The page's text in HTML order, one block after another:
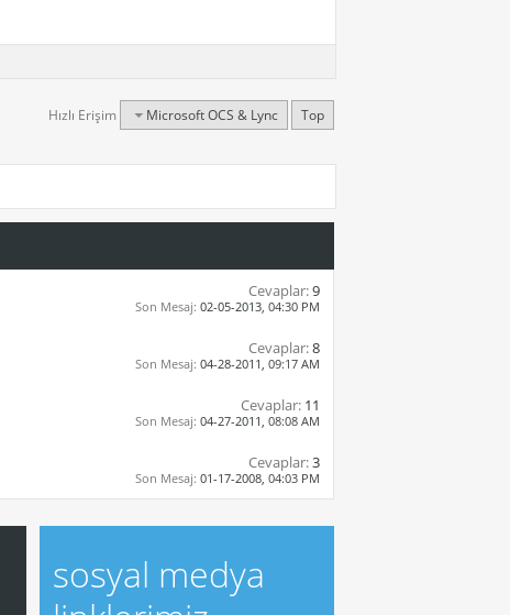
Hızlı Erişim Microsoft OCS & Lync Top
Cevaplar:9
Son Mesaj: 02-05-2013, 04:30 PM
Cevaplar:8
Son Mesaj: 04-28-2011, 09:17 AM
Cevaplar: 11
Son Mesaj: 04-27-2011, 08:08 AM
Cevaplar:3
Son Mesaj: 01-17-2008, 04:03 PM
sosyal medya